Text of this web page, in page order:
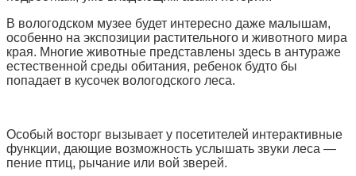
В вологодском музее будет интересно даже малышам,
особенно на экспозиции растительного и животного мира
края. Многие животные представлены здесь в антураже
естественной среды обитания, ребенок будто бы
попадает в кусочек вологодского леса.
Особый восторг вызывает у посетителей интерактивные
функции, дающие возможность услышать звуки леса —
пение птиц, рычание или вой зверей.